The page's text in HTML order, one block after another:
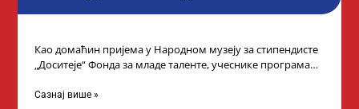
Као домаћин пријема у Народном музеју за стипендисте
„Доситеје“ Фонда за младе таленте, учеснике програма
Сазнај више »